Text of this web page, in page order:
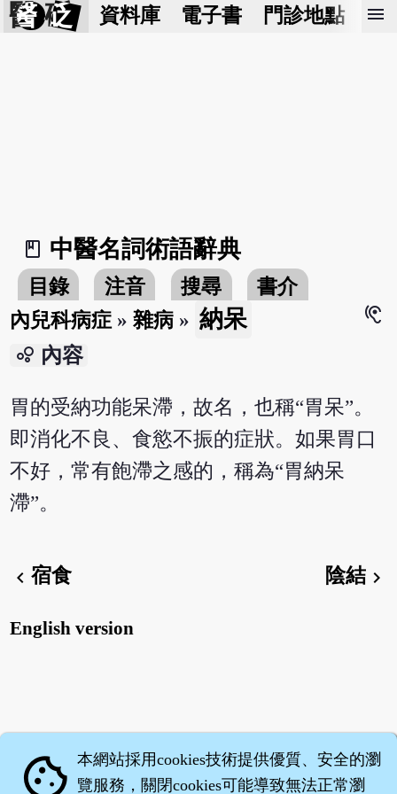
醫 砭 資料庫 電子書 門診地點 預
menu
book_2
中醫名詞術語辭典
目錄 注音 搜尋
書介
內兒科病症 »雜病 » 納呆
hearing
bubble_chart 內容
胃的受納功能呆滯，故名，也稱“胃呆”。
即消化不良、食慾不振的症狀。如果胃口
不好，常有飽滯之感的，稱為“胃納呆
滯”。
chevron_left宿食 陰結chevron_right
English version
cookie 本網站採用cookies技術提供優質、安全的瀏
覽服務，關閉cookies可能導致無法正常瀏